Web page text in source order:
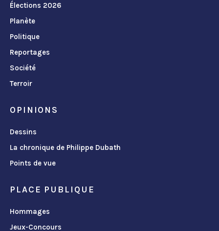
Élections 2026
Planète
Politique
Reportages
Société
Terroir
OPINIONS
Dessins
La chronique de Philippe Dubath
Points de vue
PLACE PUBLIQUE
Hommages
Jeux-Concours